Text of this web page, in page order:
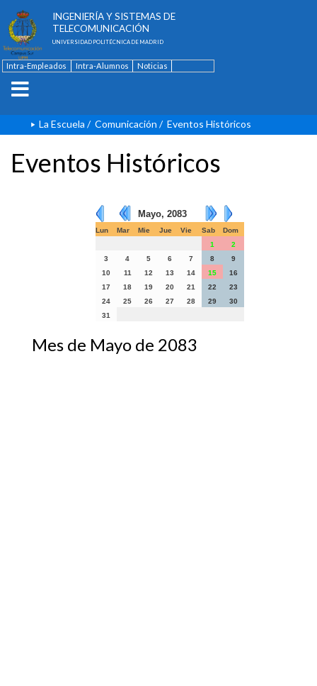
INGENIERÍA Y SISTEMAS DE
TELECOMUNICACIÓN
UNIVERSIDAD POLITÉCNICA DE MADRID
Intra-Empleados Intra-Alumnos
Noticias
La Escuela / Comunicación / Eventos Históricos
Eventos Históricos
Mayo, 2083
Lun Mar Mie Jue Vie Sab
Dom
1
2
3
4 5 6 7 8
9
10
11 12 13 14 15
16
17
18 19 20 21 22
23
24
25 26 27 28 29
30
31
Mes de Mayo de 2083